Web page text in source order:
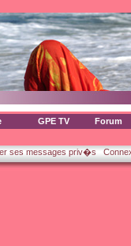
GPE TV Forum
ses messages priv�s